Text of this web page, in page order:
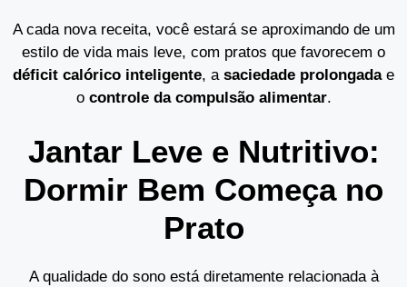
A cada nova receita, você estará se aproximando de um
estilo de vida mais leve, com pratos que favorecem o
déficit calórico inteligente, a saciedade prolongadae
o controle da compulsão alimentar.
Jantar Leve e Nutritivo:
Dormir Bem Começa no
Prato
A qualidade do sono está diretamente relacionada à